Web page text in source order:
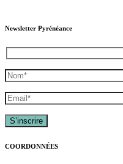
Newsletter Pyrénéance
COORDONNÉES